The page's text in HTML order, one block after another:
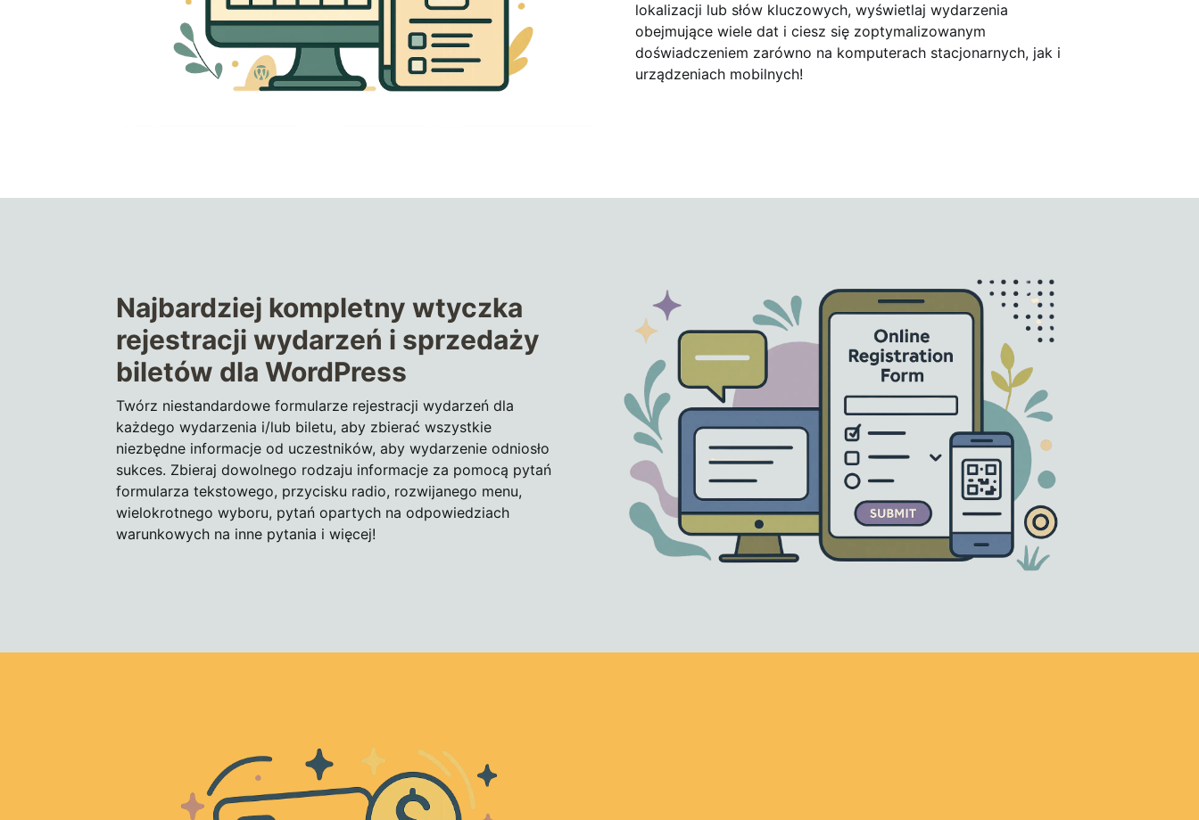
lokalizacji lub słów kluczowych, wyświetlaj wydarzenia
obejmujące wiele dat i ciesz się zoptymalizowanym
doświadczeniem zarówno na komputerach stacjonarnych, jak i
urządzeniach mobilnych!
Najbardziej kompletny wtyczka
rejestracji wydarzeń i sprzedaży
biletów dla WordPress
Twórz niestandardowe formularze rejestracji wydarzeń dla
każdego wydarzenia i/lub biletu, aby zbierać wszystkie
niezbędne informacje od uczestników, aby wydarzenie odniosło
sukces. Zbieraj dowolnego rodzaju informacje za pomocą pytań
formularza tekstowego, przycisku radio, rozwijanego menu,
wielokrotnego wyboru, pytań opartych na odpowiedziach
warunkowych na inne pytania i więcej!